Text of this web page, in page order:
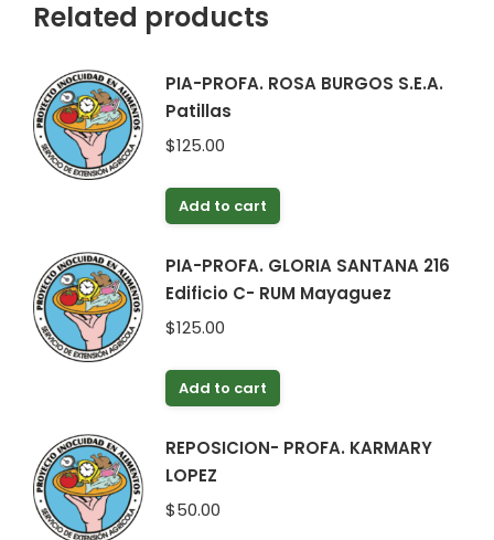
Related products
PIA-PROFA. ROSA BURGOS S.E.A.
Patillas
$125.00
Add to cart
PIA-PROFA. GLORIA SANTANA 216
Edificio C- RUM Mayaguez
$125.00
Add to cart
REPOSICION- PROFA. KARMARY
LOPEZ
$50.00